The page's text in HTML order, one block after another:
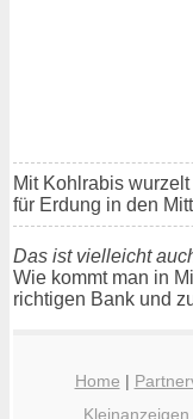
Mit Kohlrabis wurzelt
für Erdung in den
Das ist vielleicht
Wie kommt man in
richtigen Bank und
Home |
Kleinanzeigen